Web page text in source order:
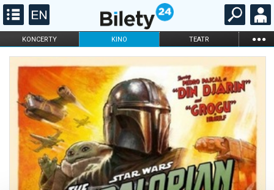
KONCERTY KINO TEATR ...
FILHARMONIA OPERA I BALET
DLA DZIECI
ONLINE KARNETY